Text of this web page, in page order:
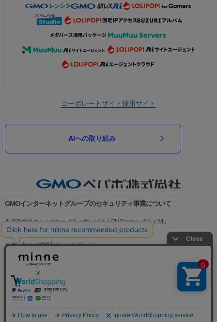
コーポレートサイト採用サイト
AIへの取り組み
GMOインターネットグループのセキュリティ事業について
世界初総合ネットセキュリティサービス「GMOセキュリティ24」
パスワード漏洩診断
Webサイトリスク診断
セキュリティ相談AIチャットボット
実在証明・盗聴対策
サイバー攻撃対策（GMO Flatt Security）
セキュリティ事業の軌跡